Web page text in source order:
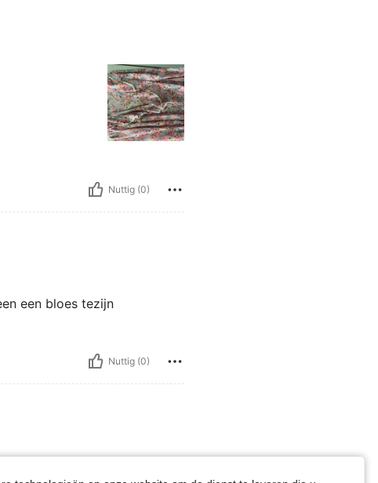
Nuttig (0)
een bloes tezijn
Nuttig (0)